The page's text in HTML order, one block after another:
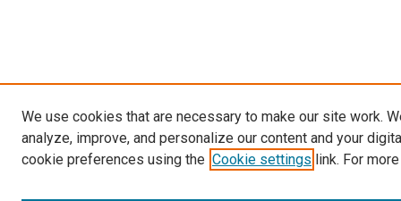
We use cookies that are necessary to make our site work.
analyze, improve, and personalize our content and your
cookie preferences using the Cookie settings link. For